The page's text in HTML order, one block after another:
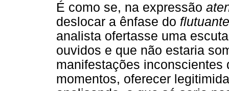
É como se, na expressão
deslocar a ênfase do flutuante
analista ofertasse uma
ouvidos e que não estaria
manifestações inconscientes
momentos, oferecer